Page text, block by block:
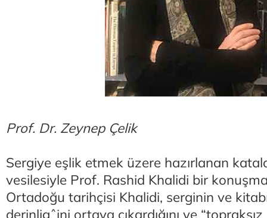
Prof. Dr. Zeynep Çelik
Sergiye eşlik etmek üzere hazırlanan
vesilesiyle Prof. Rashid Khalidi bir
Ortadoğu tarihçisi Khalidi, serginin ve
derinligˆini ortaya çıkardığını ve